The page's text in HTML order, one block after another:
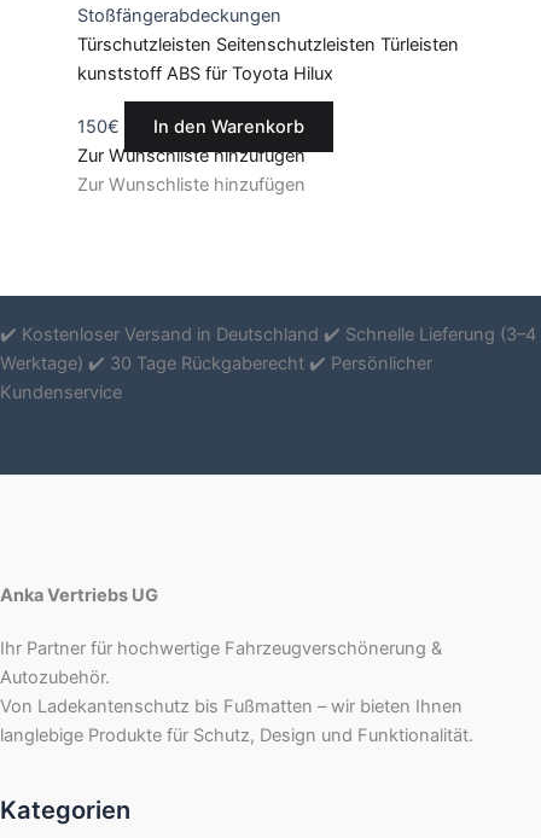
Stoßfängerabdeckungen
Türschutzleisten Seitenschutzleisten Türleisten
kunststoff ABS für Toyota Hilux
150€
In den Warenkorb
Zur Wunschliste hinzufügen
Zur Wunschliste hinzufügen
✔️ Kostenloser Versand in Deutschland ✔️ Schnelle Lieferung (3–4
Werktage) ✔️ 30 Tage Rückgaberecht ✔️ Persönlicher
Kundenservice
Anka Vertriebs UG
Ihr Partner für hochwertige Fahrzeugverschönerung &
Autozubehör.
Von Ladekantenschutz bis Fußmatten – wir bieten Ihnen
langlebige Produkte für Schutz, Design und Funktionalität.
Kategorien